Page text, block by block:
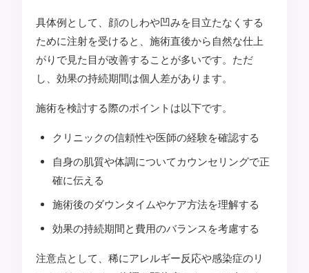
具体例として、顔のしわや凹みを目立たなくする
ために注射を受けると、施術直後から自然な仕上
がりで見た目が改善することが多いです。ただ
し、効果の持続期間は個人差があります。
施術を検討する際のポイントは以下です。
クリニックの信頼性や医師の経験を確認する
自身の肌質や体調についてカウンセリングで正
確に伝える
施術後のダウンタイムやケア方法を理解する
効果の持続期間と費用のバランスを考慮する
注意点として、稀にアレルギー反応や感染症のリ